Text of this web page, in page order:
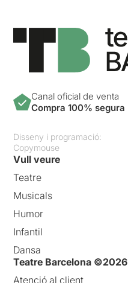
Canal oficial de venta
Compra 100% segura
Disseny i programació:
Copymouse
Vull veure
Teatre
Musicals
Humor
Infantil
Dansa
Teatre Barcelona ©2026
Atenció al client